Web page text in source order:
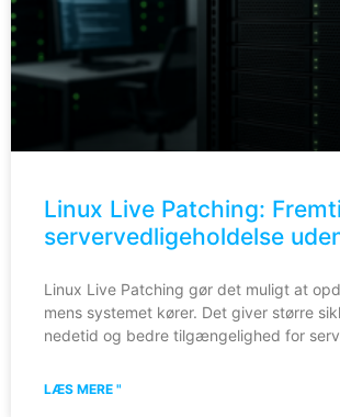
Linux Live Patching:
servervedligeholdelse
Linux Live Patching gør det muligt at
mens systemet kører. Det giver større
nedetid og bedre tilgængelighed for
LÆS MERE "